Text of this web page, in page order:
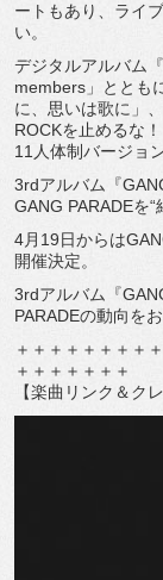
ートもあり、 ライ
い。
デジタルアルバム
members」ととも
に、思いは歌に」、
ROCKを止めるな
11人体制バージョ
3rdアルバム『
GANG PARADEを“
4月19日からは
開催決定。
3rdアルバム『
PARADEの動向を
＋＋＋＋＋＋＋＋
＋＋＋＋＋＋＋
【楽曲リンク＆ク